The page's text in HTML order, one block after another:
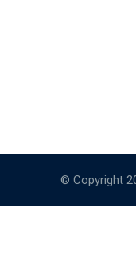
© Copyright